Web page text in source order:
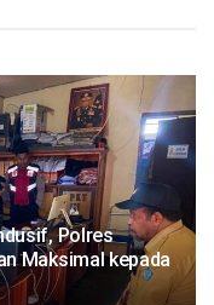
Polres
Maksimal kepada